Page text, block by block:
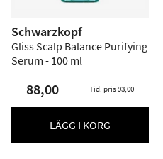
Schwarzkopf
Gliss Scalp Balance Purifying
Serum - 100 ml
88,00 Tid. pris 93,00
LÄGG I KORG